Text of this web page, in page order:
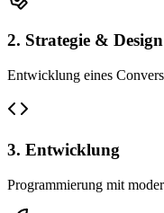
2. Strategie & Design
Entwicklung eines
3. Entwicklung
Programmierung mit